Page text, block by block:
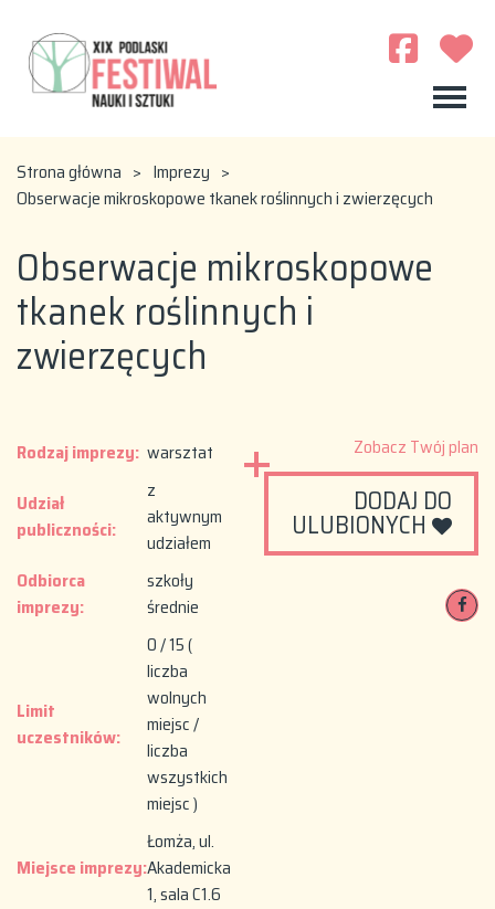
Strona główna > Imprezy >
Obserwacje mikroskopowe tkanek roślinnych i zwierzęcych
Obserwacje mikroskopowe
tkanek roślinnych i
zwierzęcych
Rodzaj imprezy: warsztat
Udział
publiczności:
z
aktywnym
udziałem
Odbiorca
imprezy:
szkoły
średnie
Limit
uczestników:
0 / 15 (
liczba
wolnych
miejsc /
liczba
wszystkich
miejsc )
Miejsce imprezy:
Łomża, ul.
Akademicka
1, sala C1.6
Zobacz Twój plan
DODAJ DO
ULUBIONYCH